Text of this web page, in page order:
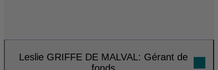
Leslie GRIFFE DE MALVAL: Gérant de